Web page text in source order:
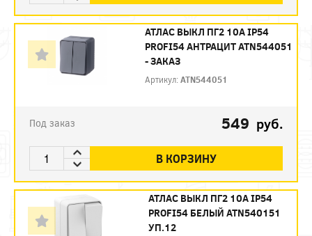
АТЛАС ВЫКЛ ПГ2 10А IP54
PROFI54 АНТРАЦИТ ATN544051
- ЗАКАЗ
Артикул:ATN544051
Под заказ 549 руб.
В КОРЗИНУ
АТЛАС ВЫКЛ ПГ2 10А IP54
PROFI54 БЕЛЫЙ ATN540151
УП.12